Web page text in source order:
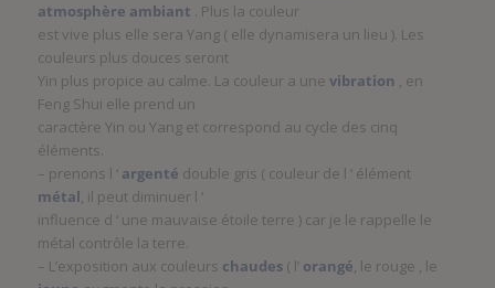
atmosphère ambiant . Plus la couleur
est vive plus elle sera Yang ( elle dynamisera un lieu ). Les
couleurs plus douces seront
Yin plus propice au calme. La couleur a une vibration , en
Feng Shui elle prend un
caractère Yin ou Yang et correspond au cycle des cinq
éléments.
– prenons l ‘ argenté double gris ( couleur de l ‘ élément
métal, il peut diminuer l ‘
influence d ‘ une mauvaise étoile terre ) car je le rappelle le
métal contrôle la terre.
– L’exposition aux couleurs chaudes( l’ orangé, le rouge , le